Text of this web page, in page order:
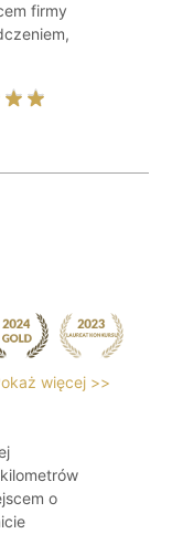
firmy
więcej >>
o